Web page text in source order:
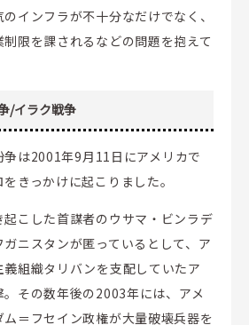
インフラが不十分なだけでなく、
限を課されるなどの問題を抱えて
/イラク戦争
は2001年9月11日にアメリカで
きっかけに起こりました。
こした首謀者のウサマ・ビンラデ
ニスタンが匿っているとして、ア
組織タリバンを支配していたア
その数年後の2003年には、アメ
ム＝フセイン政権が大量破壊兵器を